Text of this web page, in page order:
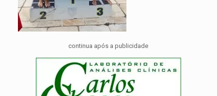
continua após a publicidade